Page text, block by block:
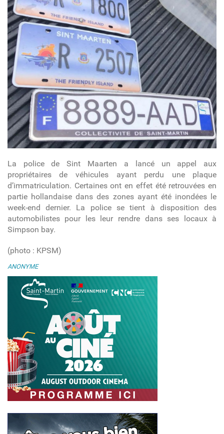
La police de Sint Maarten a lancé un appel aux
propriétaires de véhicules ayant perdu une plaque
d’immatriculation. Certaines ont en effet été retrouvées en
partie hollandaise dans des zones ayant été inondées le
week-end dernier. La police se tient à disposition des
automobilistes pour les leur rendre dans ses locaux à
Simpson bay.
(photo : KPSM)
ANONYME